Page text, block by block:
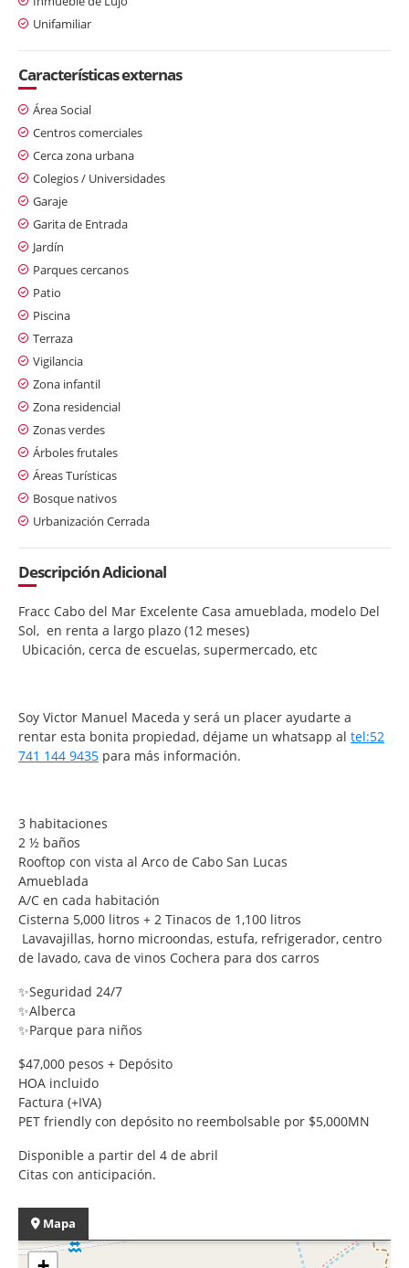
Unifamiliar
Características externas
Área Social
Centros comerciales
Cerca zona urbana
Colegios / Universidades
Garaje
Garita de Entrada
Jardín
Parques cercanos
Patio
Piscina
Terraza
Vigilancia
Zona infantil
Zona residencial
Zonas verdes
Árboles frutales
Áreas Turísticas
Bosque nativos
Urbanización Cerrada
Descripción Adicional
Fracc Cabo del Mar Excelente Casa amueblada, modelo Del
Sol, en renta a largo plazo (12 meses)
Ubicación, cerca de escuelas, supermercado, etc
Soy Victor Manuel Maceda y será un placer ayudarte a
rentar esta bonita propiedad, déjame un whatsapp al tel:52
741 144 9435 para más información.
3 habitaciones
2 ½ baños
Rooftop con vista al Arco de Cabo San Lucas
Amueblada
A/C en cada habitación
Cisterna 5,000 litros + 2 Tinacos de 1,100 litros
Lavavajillas, horno microondas, estufa, refrigerador, centro
de lavado, cava de vinos Cochera para dos carros
✨Seguridad 24/7
✨Alberca
✨Parque para niños
$47,000 pesos + Depósito
HOA incluido
Factura (+IVA)
PET friendly con depósito no reembolsable por $5,000MN
Disponible a partir del 4 de abril
Citas con anticipación.
Mapa